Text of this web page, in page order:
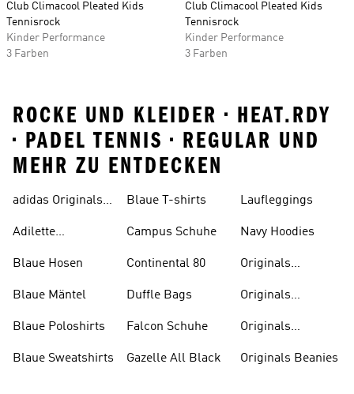
Club Climacool Pleated Kids
Tennisrock
Kinder Performance
3 Farben
Club Climacool Pleated Kids
Tennisrock
Kinder Performance
3 Farben
ROCKE UND KLEIDER • HEAT.RDY
• PADEL TENNIS • REGULAR UND
MEHR ZU ENTDECKEN
adidas Originals
Adilette
Blaue Hosen
Blaue Mäntel
Blaue Poloshirts
Blaue Sweatshirts
Blaue T-shirts
Campus Schuhe
Continental 80
Duffle Bags
Falcon Schuhe
Gazelle All Black
Laufleggings
Navy Hoodies
Originals
Originals
Originals
Oberteile
Originals Beanies